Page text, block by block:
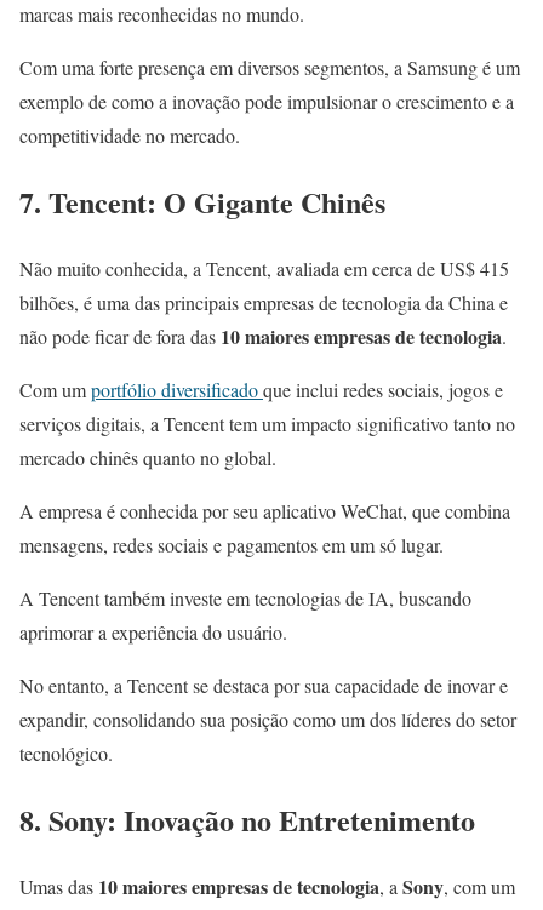
marcas mais reconhecidas no mundo.
Com uma forte presença em diversos segmentos, a Samsung é um
exemplo de como a inovação pode impulsionar o crescimento e a
competitividade no mercado.
7. Tencent: O Gigante Chinês
Não muito conhecida, a Tencent, avaliada em cerca de US$ 415
bilhões, é uma das principais empresas de tecnologia da China e
não pode ficar de fora das 10 maiores empresas de tecnologia.
Com umportfólio diversificadoque inclui redes sociais, jogos e
serviços digitais, a Tencent tem um impacto significativo tanto no
mercado chinês quanto no global.
A empresa é conhecida por seu aplicativo WeChat, que combina
mensagens, redes sociais e pagamentos em um só lugar.
A Tencent também investe em tecnologias de IA, buscando
aprimorar a experiência do usuário.
No entanto, a Tencent se destaca por sua capacidade de inovar e
expandir, consolidando sua posição como um dos líderes do setor
tecnológico.
8. Sony: Inovação no Entretenimento
Umas das 10 maiores empresas de tecnologia, a Sony, com um